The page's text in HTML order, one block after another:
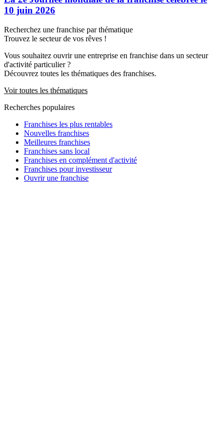
10 juin 2026
Recherchez une franchise par thématique
Trouvez le secteur de vos rêves !
Vous souhaitez ouvrir une entreprise en franchise dans un secteur
d'activité particulier ?
Découvrez toutes les thématiques des franchises.
Voir toutes les thématiques
Recherches populaires
Franchises les plus rentables
Nouvelles franchises
Meilleures franchises
Franchises sans local
Franchises en complément d'activité
Franchises pour investisseur
Ouvrir une franchise